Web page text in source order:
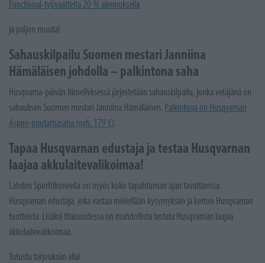
Functional-työvaatteita 20 % alennuksella
ja paljon muuta!
Sahauskilpailu Suomen mestari Janniina
Hämäläisen johdolla – palkintona saha
Husqvarna-päivän tiimellyksessä järjestetään sahauskilpailu, jonka vetäjänä on
sahauksen Suomen mestari Janniina Hämäläinen. Palkintona on Husqvarnan
Aspire-puutarhasaha (ovh. 179 €).
Tapaa Husqvarnan edustaja ja testaa Husqvarnan
laajaa akkulaitevalikoimaa!
Lahden Sporttikoneella on myös koko tapahtuman ajan tavattavissa
Husqvarnan edustaja, joka vastaa mielellään kysymyksiin ja kertoo Husqvarnan
tuotteista. Lisäksi tilaisuudessa on mahdollista testata Husqvarnan laajaa
akkulaitevalikoimaa.
Tutustu tarjouksiin alla!